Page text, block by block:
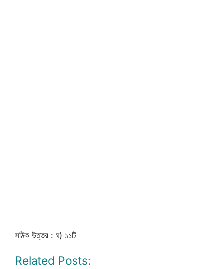
সঠিক উত্তর : ঘ) ১১টি
Related Posts: